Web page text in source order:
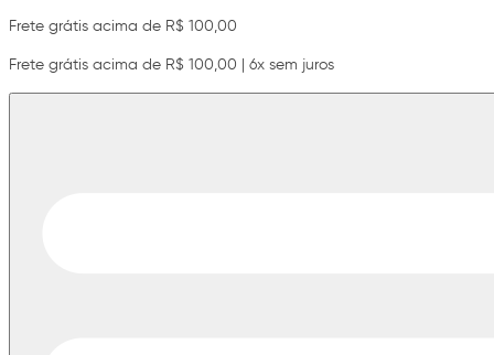
Frete grátis acima de R$ 100,00
Frete grátis acima de R$ 100,00 | 6x sem juros